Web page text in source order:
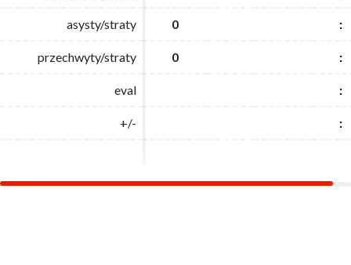
asysty/straty 0 :
przechwyty/straty 0 :
eval :
+/- :
asysty/straty 0 :
przechwyty/straty 0 :
eval :
+/- :